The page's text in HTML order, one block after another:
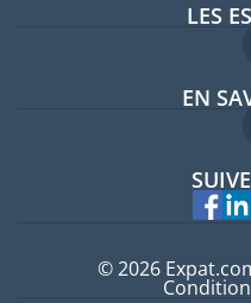
LES
EN
© 2026